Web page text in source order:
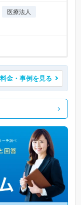
医療法人
料金・事例を見る